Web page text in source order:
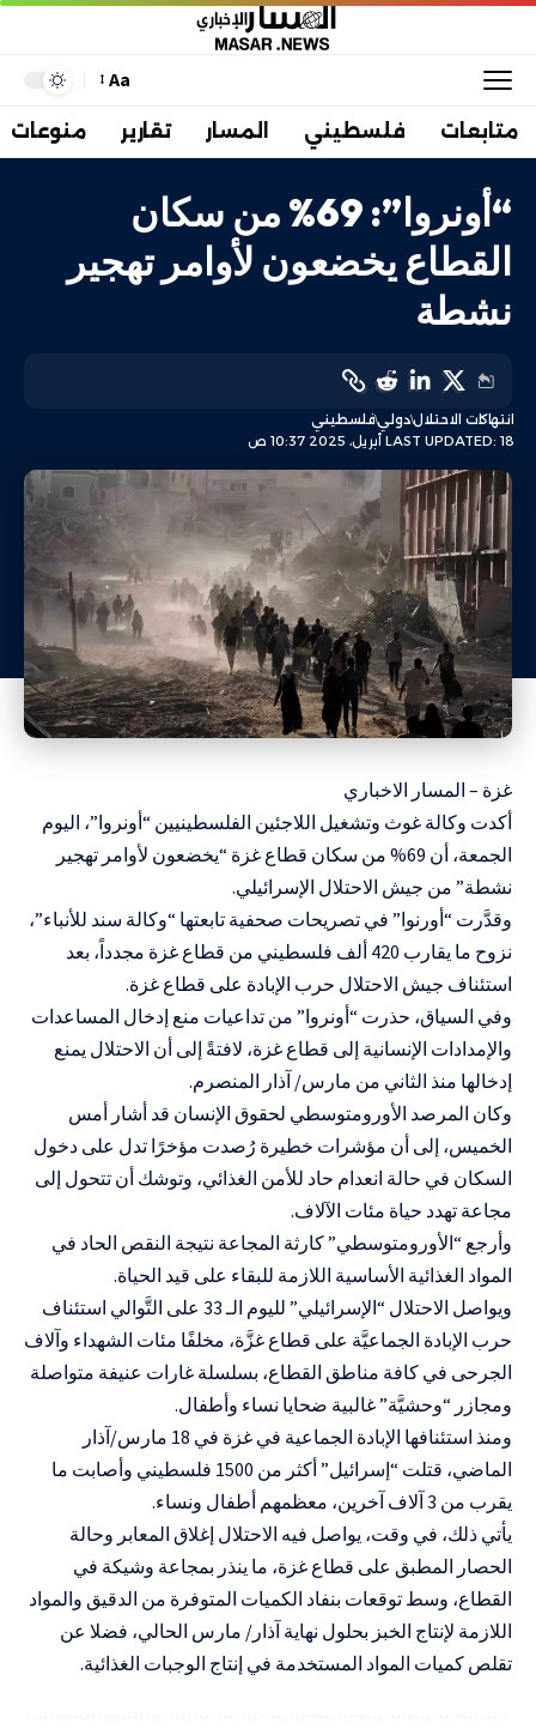
Aa
متابعات فلسطيني المسار تقارير منوعات
“أونروا”: 69% من سكان
القطاع يخضعون لأوامر تهجير
نشطة
LAST UPDATED: 18 أبريل، 2025 10:37 ص
انتهاكات الاحتلالدوليفلسطيني
غزة – المسار الاخباري
أكدت وكالة غوث وتشغيل اللاجئين الفلسطينيين “أونروا”، اليوم
الجمعة، أن 69% من سكان قطاع غزة “يخضعون لأوامر تهجير
نشطة” من جيش الاحتلال الإسرائيلي.
وقدَّرت “أورنوا” في تصريحات صحفية تابعتها “وكالة سند للأنباء”،
نزوح ما يقارب 420 ألف فلسطيني من قطاع غزة مجدداً، بعد
استئناف جيش الاحتلال حرب الإبادة على قطاع غزة.
وفي السياق، حذرت “أونروا” من تداعيات منع إدخال المساعدات
والإمدادات الإنسانية إلى قطاع غزة، لافتةً إلى أن الاحتلال يمنع
إدخالها منذ الثاني من مارس/ آذار المنصرم.
وكان المرصد الأورومتوسطي لحقوق الإنسان قد أشار أمس
الخميس، إلى أن مؤشرات خطيرة رُصدت مؤخرًا تدل على دخول
السكان في حالة انعدام حاد للأمن الغذائي، وتوشك أن تتحول إلى
مجاعة تهدد حياة مئات الآلاف.
وأرجع “الأورومتوسطي” كارثة المجاعة نتيجة النقص الحاد في
المواد الغذائية الأساسية اللازمة للبقاء على قيد الحياة.
ويواصل الاحتلال “الإسرائيلي” لليوم الـ 33 على التَّوالي استئناف
حرب الإبادة الجماعيَّة على قطاع غزَّة، مخلفًا مئات الشهداء وآلاف
الجرحى في كافة مناطق القطاع، بسلسلة غارات عنيفة متواصلة
ومجازر “وحشيَّة” غالبية ضحايا نساء وأطفال.
ومنذ استئنافها الإبادة الجماعية في غزة في 18 مارس/آذار
الماضي، قتلت “إسرائيل” أكثر من 1500 فلسطيني وأصابت ما
يقرب من 3 آلاف آخرين، معظمهم أطفال ونساء.
يأتي ذلك، في وقت، يواصل فيه الاحتلال إغلاق المعابر وحالة
الحصار المطبق على قطاع غزة، ما ينذر بمجاعة وشيكة في
القطاع، وسط توقعات بنفاد الكميات المتوفرة من الدقيق والمواد
اللازمة لإنتاج الخبز بحلول نهاية آذار/ مارس الحالي، فضلا عن
تقلص كميات المواد المستخدمة في إنتاج الوجبات الغذائية.